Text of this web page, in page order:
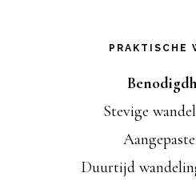
PRAKTISCHE
Stevige
Duurtijd